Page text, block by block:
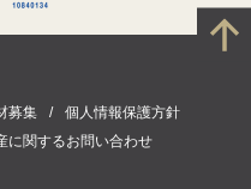
募集
個人情報保護方針
に関するお問い合わせ